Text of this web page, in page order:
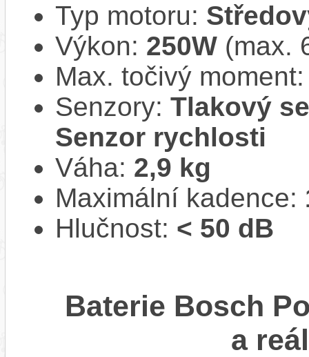
Typ motoru:
Výkon: 250W (max.
Max. točivý
Senzory: Tlakový
Senzor rychlosti
Váha: 2,9 kg
Maximální kadence:
Hlučnost: < 50 dB
Baterie Bosch
a